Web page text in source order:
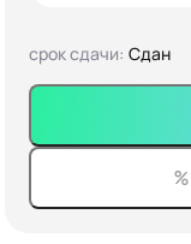
срок сдачи: Сдан